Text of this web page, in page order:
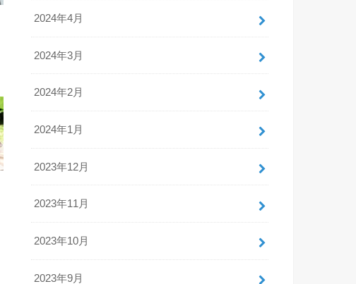
2024年4月
2024年3月
2024年2月
2024年1月
2023年12月
2023年11月
2023年10月
2023年9月